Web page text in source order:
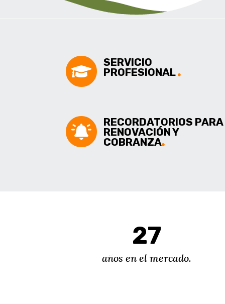
SERVICIO
PROFESIONAL
RECORDATORIOS PARA
RENOVACIÓN Y
COBRANZA
27
años en el mercado.